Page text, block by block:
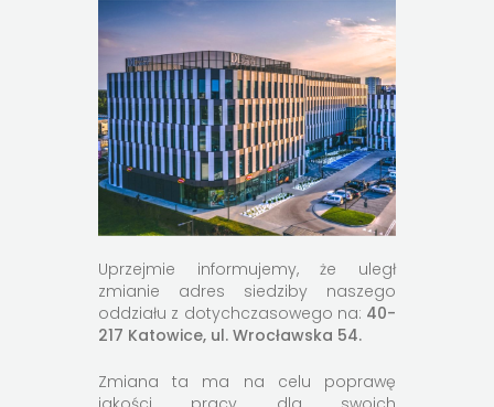
Uprzejmie informujemy, że uległ
zmianie adres siedziby naszego
oddziału z dotychczasowego na: 40-
217 Katowice, ul. Wrocławska 54.
Zmiana ta ma na celu poprawę